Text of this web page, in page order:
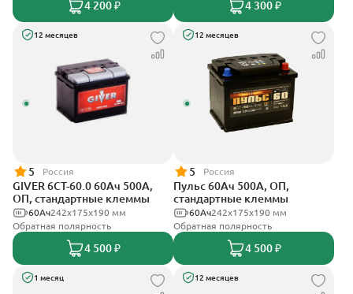
4 200 ₽ 4 300 ₽
12 месяцев
5 Россия
GIVER 6СТ-60.0 60Ач 500А,
ОП, стандартные клеммы
242х175х190 мм
60Ач
Обратная полярность
4 500 ₽
12 месяцев
5 Россия
Пульс 60Ач 500А, ОП,
стандартные клеммы
242x175x190 мм
60Ач
Обратная полярность
4 500 ₽
1 месяц 12 месяцев